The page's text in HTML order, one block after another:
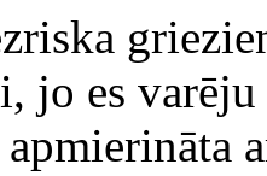
jo es varēju